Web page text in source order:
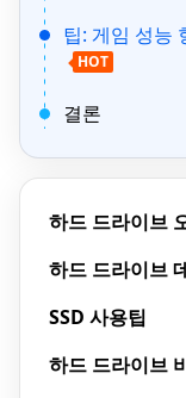
팁: 게임 성능
HOT
결론
하드 드라이브
하드 드라이브
SSD 사용팁
하드 드라이브